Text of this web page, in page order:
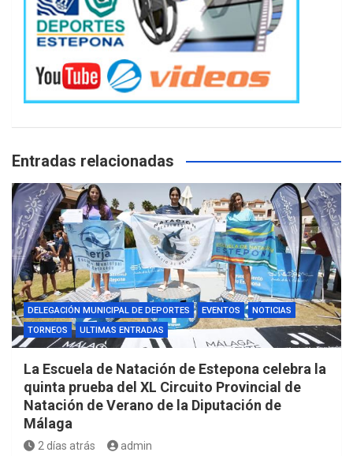
Entradas relacionadas
DELEGACIÓN MUNICIPAL DE DEPORTES EVENTOS
NOTICIAS
TORNEOS
ULTIMAS ENTRADAS
La Escuela de Natación de Estepona celebra la
quinta prueba del XL Circuito Provincial de
Natación de Verano de la Diputación de
Málaga
2 días atrás admin